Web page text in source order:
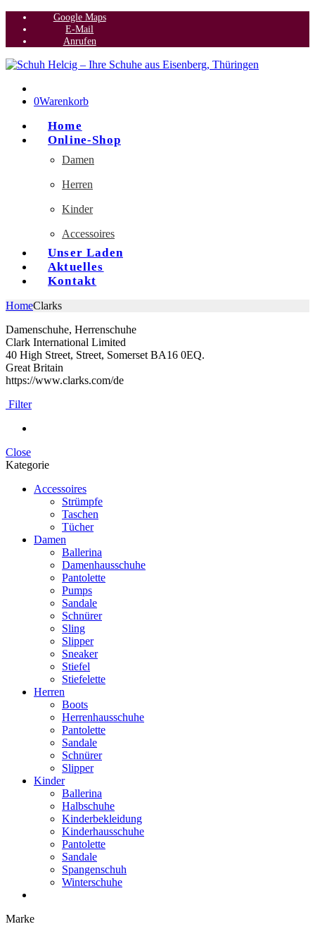
Google Maps
E-Mail
Anrufen
0Warenkorb
Home
Online-Shop
Damen
Herren
Kinder
Accessoires
Unser Laden
Aktuelles
Kontakt
HomeClarks
Damenschuhe, Herrenschuhe
Clark International Limited
40 High Street, Street, Somerset BA16 0EQ.
Great Britain
https://www.clarks.com/de
Filter
Close
Kategorie
Accessoires
Strümpfe
Taschen
Tücher
Damen
Ballerina
Damenhausschuhe
Pantolette
Pumps
Sandale
Schnürer
Sling
Slipper
Sneaker
Stiefel
Stiefelette
Herren
Boots
Herrenhausschuhe
Pantolette
Sandale
Schnürer
Slipper
Kinder
Ballerina
Halbschuhe
Kinderbekleidung
Kinderhausschuhe
Pantolette
Sandale
Spangenschuh
Winterschuhe
Marke